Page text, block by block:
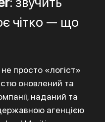
чітко — що
просто «логіст»
оновлений та
наданий та
агенцією